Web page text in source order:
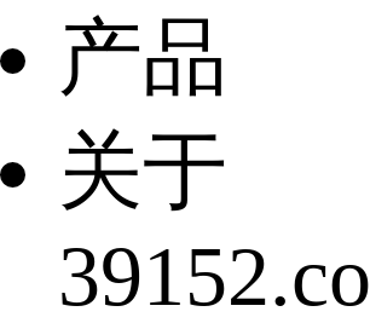
产品
关于